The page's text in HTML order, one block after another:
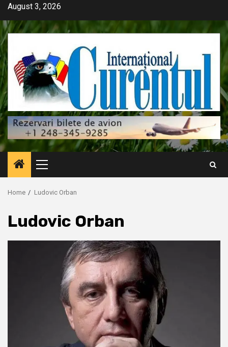
Skip
content
August 3, 2026
Primary
Menu
Home Ludovic Orban
Ludovic Orban